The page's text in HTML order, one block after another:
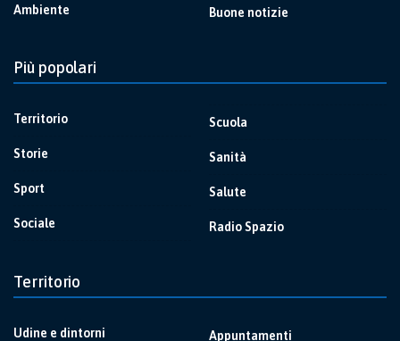
Ambiente Buone notizie
Più popolari
Territorio
Storie
Sport
Sociale
Scuola
Sanità
Salute
Radio Spazio
Territorio
Udine e dintorni Appuntamenti